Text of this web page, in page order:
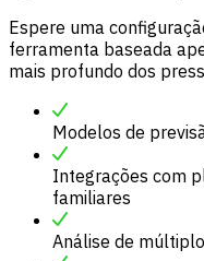
Espere uma
ferramenta baseada
mais profundo dos
Modelos de
Integrações com
familiares
Análise de